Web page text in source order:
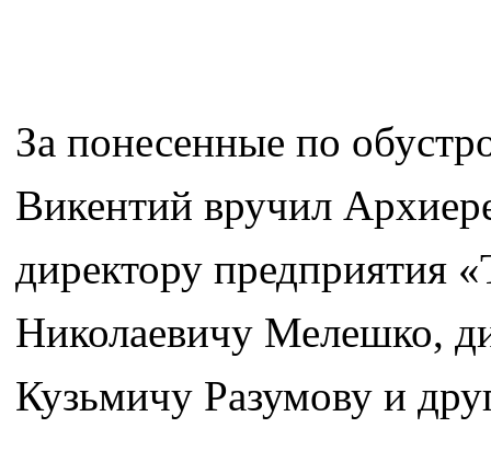
За понесенные по
Викентий вручил
директору предприятия
Николаевичу Мелешко,
Кузьмичу Разумову и